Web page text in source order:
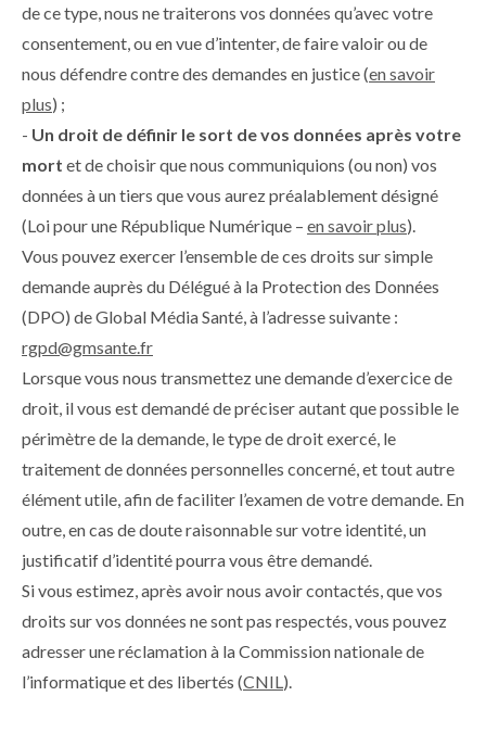
de ce type, nous ne traiterons vos données qu’avec votre
consentement, ou en vue d’intenter, de faire valoir ou de
nous défendre contre des demandes en justice (en savoir
plus) ;
- Un droit de définir le sort de vos données après votre
mort et de choisir que nous communiquions (ou non) vos
données à un tiers que vous aurez préalablement désigné
(Loi pour une République Numérique – en savoir plus).
Vous pouvez exercer l’ensemble de ces droits sur simple
demande auprès du Délégué à la Protection des Données
(DPO) de Global Média Santé, à l’adresse suivante :
rgpd@gmsante.fr
Lorsque vous nous transmettez une demande d’exercice de
droit, il vous est demandé de préciser autant que possible le
périmètre de la demande, le type de droit exercé, le
traitement de données personnelles concerné, et tout autre
élément utile, afin de faciliter l’examen de votre demande. En
outre, en cas de doute raisonnable sur votre identité, un
justificatif d’identité pourra vous être demandé.
Si vous estimez, après avoir nous avoir contactés, que vos
droits sur vos données ne sont pas respectés, vous pouvez
adresser une réclamation à la Commission nationale de
l’informatique et des libertés (CNIL).